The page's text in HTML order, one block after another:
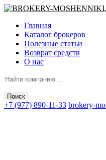
Главная
Каталог брокеров
Полезные статьи
Возврат средств
О нас
Поиск
+7 (977) 890-11-33 brokery-